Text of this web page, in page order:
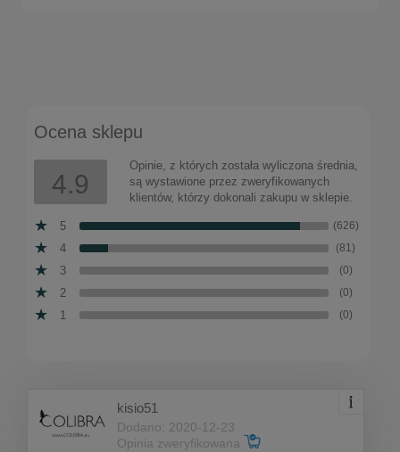
Ocena sklepu
4.9
Opinie, z których została wyliczona średnia,
są wystawione przez zweryfikowanych
klientów, którzy dokonali zakupu w sklepie.
5 (626)
4 (81)
3 (0)
2 (0)
1 (0)
kisio51
Dodano: 2020-12-23
Opinia zweryfikowana